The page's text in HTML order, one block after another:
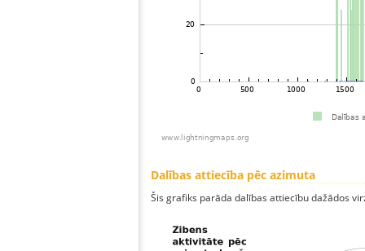
Dalības attiecība pēc azimuta
Šis grafiks parāda dalības attiecību dažādos